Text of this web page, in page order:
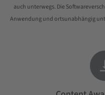
auch unterwegs. Die
Anwendung und ortsunabhängig